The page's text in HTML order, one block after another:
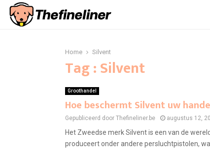
Home Silvent
Tag : Silvent
Groothandel
Hoe beschermt Silvent uw
Gepubliceerd door Thefineliner.be augustus 12,
Het Zweedse merk Silvent is een van de
produceert onder andere persluchtpistolen,